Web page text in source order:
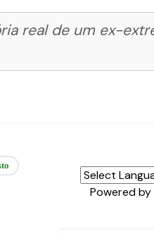
real de um ex-
Powered by